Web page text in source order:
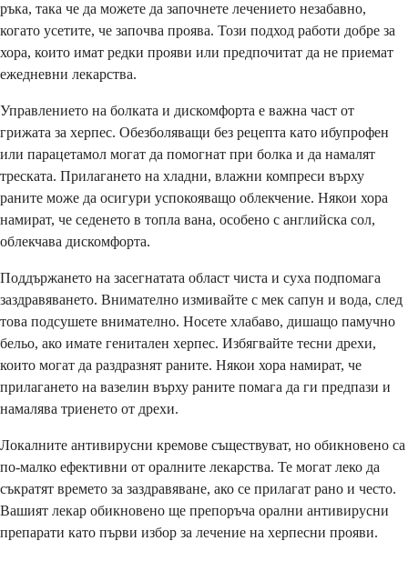
ръка, така че да можете да започнете лечението незабавно,
когато усетите, че започва проява. Този подход работи добре за
хора, които имат редки прояви или предпочитат да не приемат
ежедневни лекарства.
Управлението на болката и дискомфорта е важна част от
грижата за херпес. Обезболяващи без рецепта като ибупрофен
или парацетамол могат да помогнат при болка и да намалят
треската. Прилагането на хладни, влажни компреси върху
раните може да осигури успокояващо облекчение. Някои хора
намират, че седенето в топла вана, особено с английска сол,
облекчава дискомфорта.
Поддържането на засегнатата област чиста и суха подпомага
заздравяването. Внимателно измивайте с мек сапун и вода, след
това подсушете внимателно. Носете хлабаво, дишащо памучно
бельо, ако имате генитален херпес. Избягвайте тесни дрехи,
които могат да раздразнят раните. Някои хора намират, че
прилагането на вазелин върху раните помага да ги предпази и
намалява триенето от дрехи.
Локалните антивирусни кремове съществуват, но обикновено са
по-малко ефективни от оралните лекарства. Те могат леко да
съкратят времето за заздравяване, ако се прилагат рано и често.
Вашият лекар обикновено ще препоръча орални антивирусни
препарати като първи избор за лечение на херпесни прояви.